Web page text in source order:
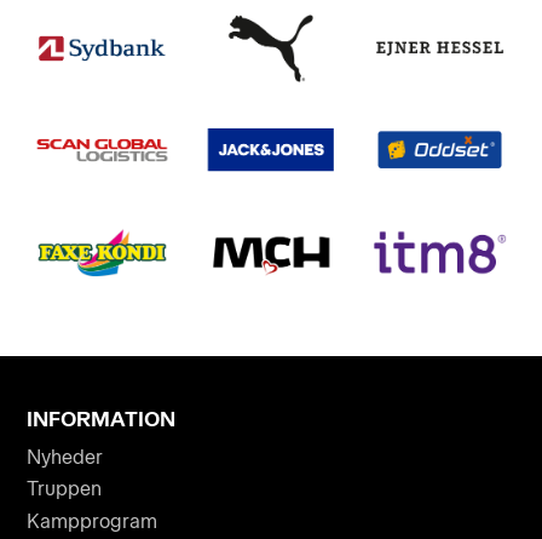
INFORMATION
Nyheder
Truppen
Kampprogram